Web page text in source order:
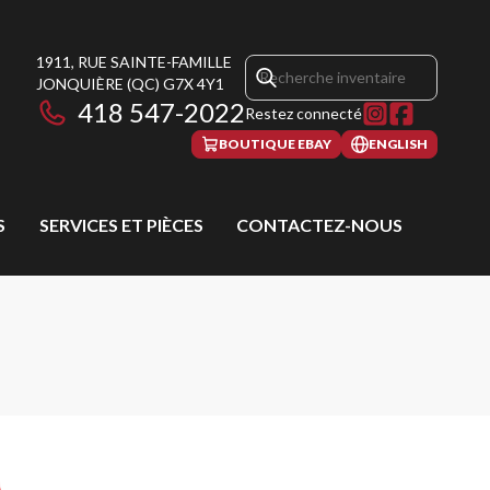
1911, RUE SAINTE-FAMILLE
JONQUIÈRE (QC) G7X 4Y1
418 547-2022Restez connecté
BOUTIQUE EBAY ENGLISH
SERVICES ET PIÈCES CONTACTEZ-NOUS